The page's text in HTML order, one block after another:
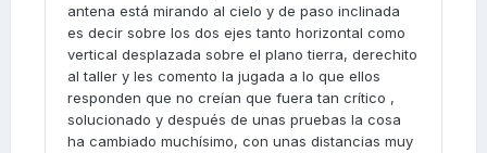
antena está mirando al cielo y de paso inclinada
es decir sobre los dos ejes tanto horizontal como
vertical desplazada sobre el plano tierra, derechito
al taller y les comento la jugada a lo que ellos
responden que no creían que fuera tan crítico ,
solucionado y después de unas pruebas la cosa
ha cambiado muchísimo, con unas distancias muy